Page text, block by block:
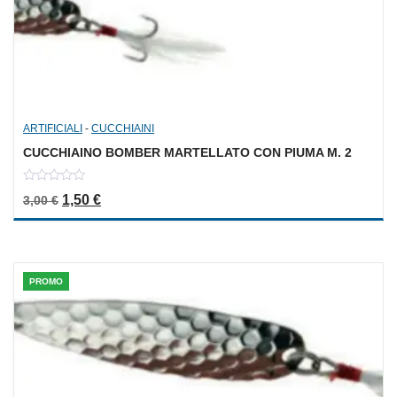
ARTIFICIALI - CUCCHIAINI
CUCCHIAINO BOMBER MARTELLATO CON PIUMA M. 2
out
3,00€ Il prezzo originale era: 3,00 €.
1,50 €Il prezzo attuale è: 1,50 €.
PROMO